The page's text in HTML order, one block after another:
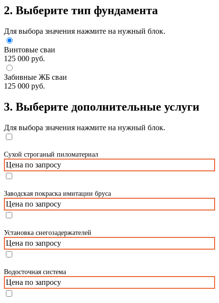
2. Выберите тип фундамента
Для выбора значения нажмите на нужный блок.
Винтовые сваи
125 000 руб.
Забивные ЖБ сваи
125 000 руб.
3. Выберите дополнительные услуги
Для выбора значения нажмите на нужный блок.
Сухой строганый пиломатериал
Цена по запросу
Заводская покраска имитации бруса
Цена по запросу
Установка снегозадержателей
Цена по запросу
Водосточная система
Цена по запросу